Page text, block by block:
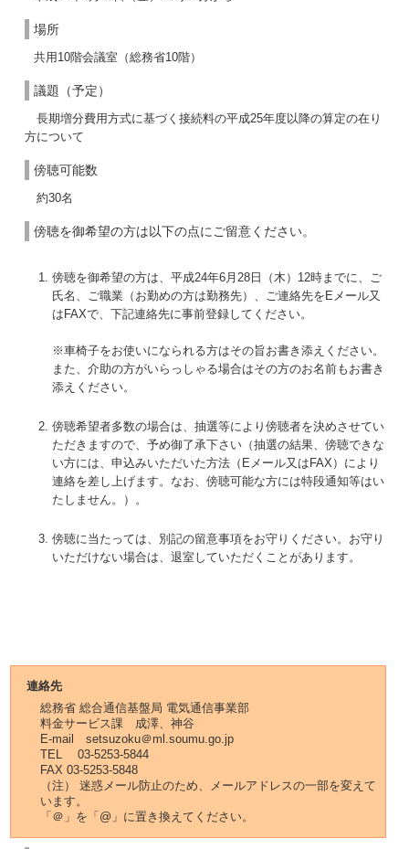
場所
共用10階会議室（総務省10階）
議題（予定）
長期増分費用方式に基づく接続料の平成25年度以降の算定の在り
方について
傍聴可能数
約30名
傍聴を御希望の方は以下の点にご留意ください。
傍聴を御希望の方は、平成24年6月28日（木）12時までに、ご
氏名、ご職業（お勤めの方は勤務先）、ご連絡先をEメール又
はFAXで、下記連絡先に事前登録してください。
※車椅子をお使いになられる方はその旨お書き添えください。
また、介助の方がいらっしゃる場合はその方のお名前もお書き
添えください。
傍聴希望者多数の場合は、抽選等により傍聴者を決めさせてい
ただきますので、予め御了承下さい（抽選の結果、傍聴できな
い方には、申込みいただいた方法（Eメール又はFAX）により
連絡を差し上げます。なお、傍聴可能な方には特段通知等はい
たしません。）。
傍聴に当たっては、別記の留意事項をお守りください。お守り
いただけない場合は、退室していただくことがあります。
連絡先
総務省 総合通信基盤局 電気通信事業部
料金サービス課 成澤、神谷
E-mail setsuzoku＠ml.soumu.go.jp
TEL 03-5253-5844
FAX 03-5253-5848
（注） 迷惑メール防止のため、メールアドレスの一部を変えて
います。
「＠」を「@」に置き換えてください。